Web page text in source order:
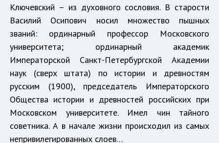
Ключевский – из духовного сословия. В старости
Василий Осипович носил множество пышных
званий: ординарный профессор Московского
университета; ординарный академик
Императорской Санкт-Петербургской Академии
наук (сверх штата) по истории и древностям
русским (1900), председатель Императорского
Общества истории и древностей российских при
Московском университете. Имел чин тайного
советника. А в начале жизни происходил из самых
непривилегированных слоев…